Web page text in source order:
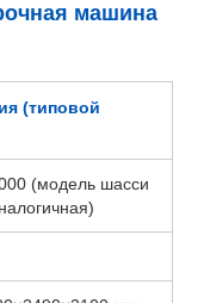
машина
(типовой
(модель шасси